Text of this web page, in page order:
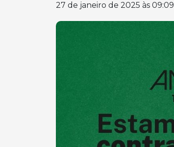
27 de janeiro de 2025 às 09:09